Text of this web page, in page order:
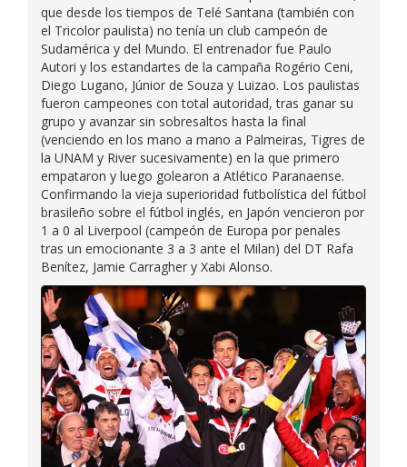
que desde los tiempos de Telé Santana (también con
el Tricolor paulista) no tenía un club campeón de
Sudamérica y del Mundo. El entrenador fue Paulo
Autori y los estandartes de la campaña Rogério Ceni,
Diego Lugano, Júnior de Souza y Luizao. Los paulistas
fueron campeones con total autoridad, tras ganar su
grupo y avanzar sin sobresaltos hasta la final
(venciendo en los mano a mano a Palmeiras, Tigres de
la UNAM y River sucesivamente) en la que primero
empataron y luego golearon a Atlético Paranaense.
Confirmando la vieja superioridad futbolística del fútbol
brasileño sobre el fútbol inglés, en Japón vencieron por
1 a 0 al Liverpool (campeón de Europa por penales
tras un emocionante 3 a 3 ante el Milan) del DT Rafa
Benítez, Jamie Carragher y Xabi Alonso.